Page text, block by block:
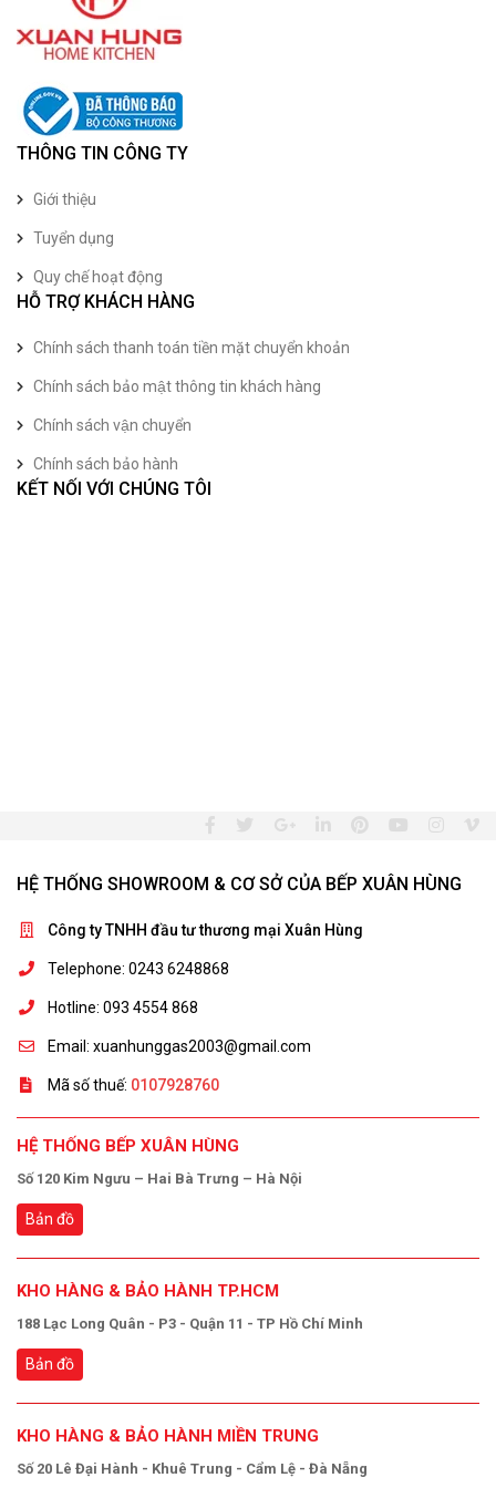
THÔNG TIN CÔNG TY
Giới thiệu
Tuyển dụng
Quy chế hoạt động
HỖ TRỢ KHÁCH HÀNG
Chính sách thanh toán tiền mặt chuyển khoản
Chính sách bảo mật thông tin khách hàng
Chính sách vận chuyển
Chính sách bảo hành
KẾT NỐI VỚI CHÚNG TÔI
HỆ THỐNG SHOWROOM & CƠ SỞ CỦA BẾP XUÂN HÙNG
Công ty TNHH đầu tư thương mại Xuân Hùng
Telephone: 0243 6248868
Hotline: 093 4554 868
Email: xuanhunggas2003@gmail.com
Mã số thuế: 0107928760
HỆ THỐNG BẾP XUÂN HÙNG
Số 120 Kim Ngưu – Hai Bà Trưng – Hà Nội
Bản đồ
KHO HÀNG & BẢO HÀNH TP.HCM
188 Lạc Long Quân - P3 - Quận 11 - TP Hồ Chí Minh
Bản đồ
KHO HÀNG & BẢO HÀNH MIỀN TRUNG
Số 20 Lê Đại Hành - Khuê Trung - Cẩm Lệ - Đà Nẵng